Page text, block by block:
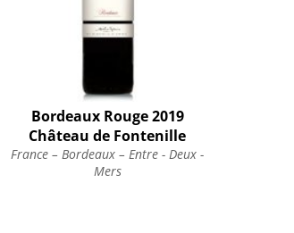
Bordeaux Rouge 2019
Château de Fontenille
France – Bordeaux – Entre - Deux -
Mers